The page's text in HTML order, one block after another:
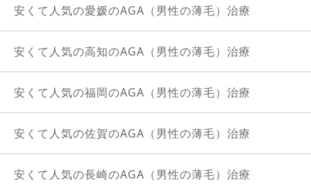
安くて人気の愛媛のAGA（男性の薄毛）治療
安くて人気の高知のAGA（男性の薄毛）治療
安くて人気の福岡のAGA（男性の薄毛）治療
安くて人気の佐賀のAGA（男性の薄毛）治療
安くて人気の長崎のAGA（男性の薄毛）治療